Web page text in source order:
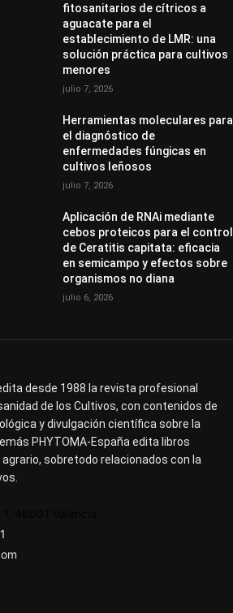
fitosanitarios de cítricos a
aguacate para el
establecimiento de LMR: una
solución práctica para cultivos
menores
julio 7, 2026
Herramientas moleculares para
el diagnóstico de
enfermedades fúngicas en
cultivos leñosos
julio 7, 2026
Aplicación de RNAi mediante
cebos proteicos para el control
de Ceratitis capitata: eficacia
en semicampo y efectos sobre
organismos no diana
julio 6, 2026
desde 1988 la revista profesional
de los Cultivos, con contenidos de
y divulgación científica sobre la
PHYTOMA-España edita libros
sobretodo relacionados con la